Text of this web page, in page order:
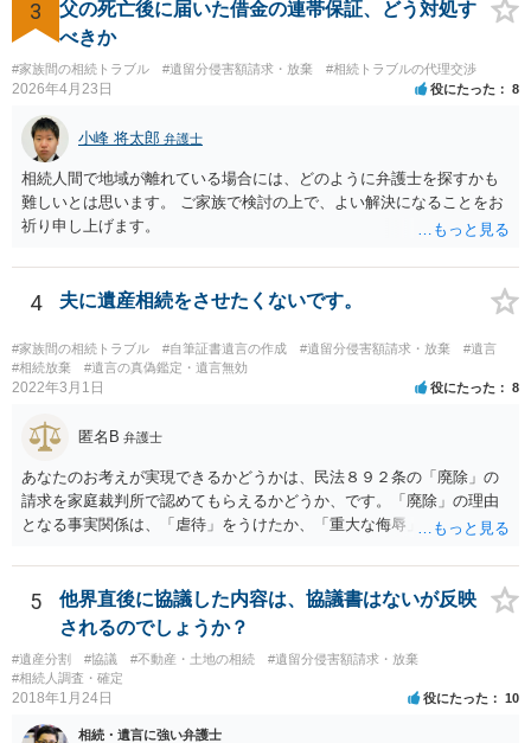
「面会に来てくれ」で、長男に聞くと「面会は出来ない。俺は携帯電
話の使い方を教える為に会っている」「母の話は聞かなくて良い」と
電話が切れました。その後の電話でも「食事に毒が入っている」「体
にチップが埋められている」等、おかしかったです。 当時の診療記
録、介護認定の資料、介護記録を取得して 弁護士に面談で相談された
方がよいと思います。
3
父の死亡後に届いた借金の連帯保証、どう対処す
べきか
#家族間の相続トラブル #遺留分侵害額請求・放棄 #相続トラブルの代理交渉
2026年4月23日 役にたった 8
小峰 将太郎 弁護士
相続人間で地域が離れている場合には、どのように弁護士を探すかも
難しいとは思います。 ご家族で検討の上で、よい解決になることをお
祈り申し上げます。
4 夫に遺産相続をさせたくないです。
#家族間の相続トラブル #自筆証書遺言の作成 #遺留分侵害額請求・放棄
#遺言
#相続放棄
#遺言の真偽鑑定・遺言無効
2022年3月1日 役にたった 8
匿名B 弁護士
あなたのお考えが実現できるかどうかは、民法８９２条の「廃除」の
請求を家庭裁判所で認めてもらえるかどうか、です。「廃除」の理由
となる事実関係は、「虐待」をうけたか、「重大な侮辱」を受けた
「廃除」は遺言でも可能です（民法８９３条）。 弁護士に具体的な事
情を話して相談して、「廃除」が可能か、実際に法律相談を受けるこ
とをお勧めします。
5
他界直後に協議した内容は、協議書はないが反映
されるのでしょうか？
#遺産分割 #協議 #不動産・土地の相続
#遺留分侵害額請求・放棄
#相続人調査・確定
2018年1月24日 役にたった 10
相続・遺言に強い弁護士